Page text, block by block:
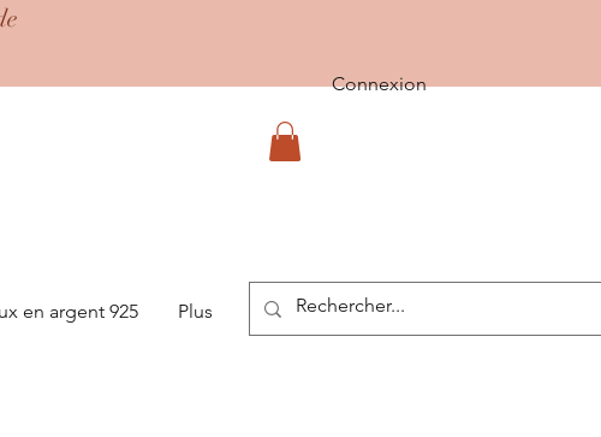
Connexion
en argent 925 Plus